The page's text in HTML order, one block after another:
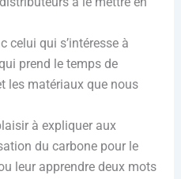
celui qui s’intéresse à
prend le temps de
les matériaux que nous
à expliquer aux
du carbone pour le
leur apprendre deux mots